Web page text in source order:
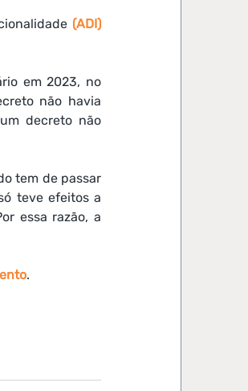
(ADI)
em 2023, no
não havia
decreto não
tem de passar
teve efeitos a
essa razão, a
.